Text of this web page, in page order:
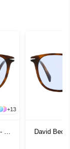
+13
David